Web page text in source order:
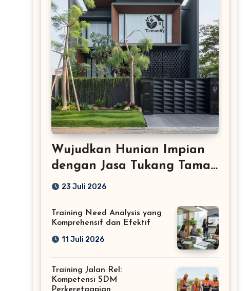
Wujudkan Hunian Impian
dengan Jasa Tukang Taman
Profesional
23 Juli 2026
Training Need Analysis yang
Komprehensif dan Efektif
11 Juli 2026
Training Jalan Rel:
Kompetensi SDM